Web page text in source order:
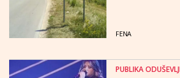
FENA
PUBLIKA